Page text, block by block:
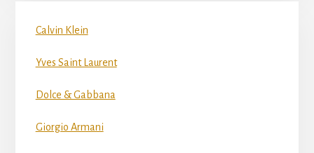
Calvin Klein
Yves Saint Laurent
Dolce & Gabbana
Giorgio Armani